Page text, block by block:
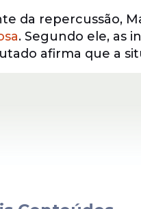
da repercussão,
. Segundo ele, as
afirma que a